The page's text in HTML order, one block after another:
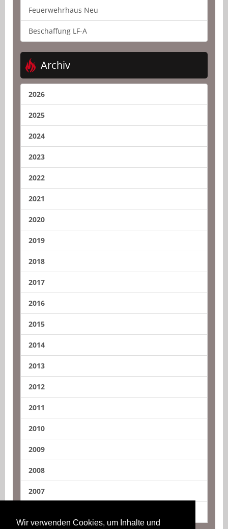
Wir verwenden Cookies, um Inhalte und
Feuerwehrhaus Neu
Beschaffung LF-A
Archiv
2026
2025
2024
2023
2022
2021
2020
2019
2018
2017
2016
2015
2014
2013
2012
2011
2010
2009
2008
2007